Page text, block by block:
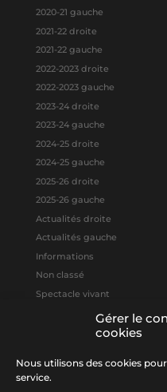
Gérer le
cookies
Nous utilisons des cookies
service.
2020-21 gauche
2021-22 droite
2021-22 gauche
2022-2023 droite
2022-2023 gauche
2023-24 droite
2023-24 gauche
2024-25 droite
2024-25 gauche
2025-26 droite
2025-26 gauche
Actualités droite
Actualités gauche
Informations
Non classé
Spectacle vivant
Flux des publications